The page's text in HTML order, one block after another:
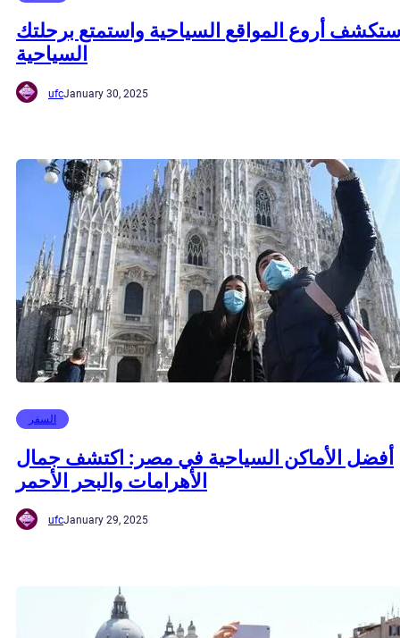
أروع المواقع السياحية واستمتع برحلتك
السياحية
ufcJanuary 30, 2025
السفر
أفضل الأماكن السياحية في مصر: اكتشف جمال
الأهرامات والبحر الأحمر
ufcJanuary 29, 2025